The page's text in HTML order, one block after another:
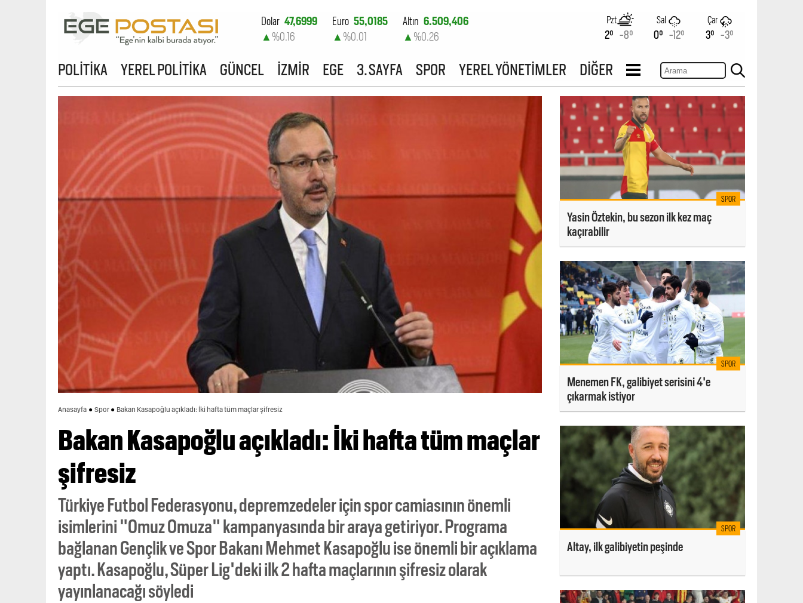
Dolar 47,6999
▲ %0.16
Euro 55,0185
▲ %0.01
Altın 6.509,406
▲ %0.26
%0.7
Pzt
2° -8°
Sal
0° -12°
Çar
3° -3°
POLİTİKA YEREL POLİTİKA GÜNCEL İZMİR EGE 3. SAYFA SPOR YEREL YÖNETİMLER DİĞER
Anasayfa Spor Bakan Kasapoğlu açıkladı: İki hafta tüm maçlar şifresiz
Bakan Kasapoğlu açıkladı: İki hafta tüm maçlar
şifresiz
Türkiye Futbol Federasyonu, depremzedeler için spor camiasının önemli
isimlerini "Omuz Omuza" kampanyasında bir araya getiriyor. Programa
bağlanan Gençlik ve Spor Bakanı Mehmet Kasapoğlu ise önemli bir açıklama
yaptı. Kasapoğlu, Süper Lig'deki ilk 2 hafta maçlarının şifresiz olarak
yayınlanacağı söyledi
SPOR
Yasin Öztekin, bu sezon ilk kez maç
kaçırabilir
SPOR
Menemen FK, galibiyet serisini 4'e
çıkarmak istiyor
SPOR
Altay, ilk galibiyetin peşinde